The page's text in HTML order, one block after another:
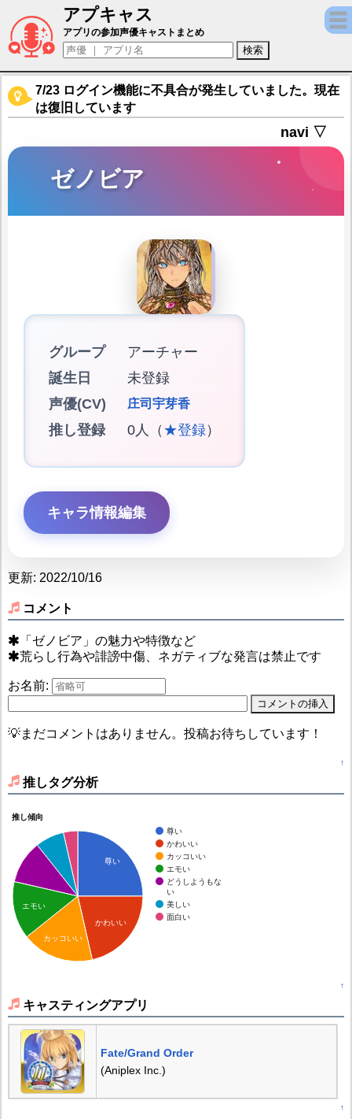
アプキャス
ゼノビア（声優：庄司宇芽香)【Fate/Grand
アプリの参加声優キャストまとめ
7/23 ログイン機能に不具合が発生していました。現在
は復旧しています
navi ▽
ゼノビア
グループ
アーチャー
誕生日
未登録
声優(CV)
庄司宇芽香
推し登録 0人（ ★登録）
キャラ情報編集
更新: 2022/10/16
コメント
「ゼノビア」の魅力や特徴など
荒らし行為や誹謗中傷、ネガティブな発言は禁止です
お名前:
💡まだコメントはありません。投稿お待ちしています！
↑
推しタグ分析
推し傾向
尊い
かわいい
カッコいい
エモい
どうしようもな
い
美しい
面白い
尊い
かわいい
エモい
カッコいい
↑
キャスティングアプリ
Fate/Grand Order
(Aniplex Inc.)
↑